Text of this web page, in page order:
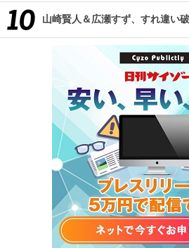
山崎賢人＆広瀬すず、すれ違い